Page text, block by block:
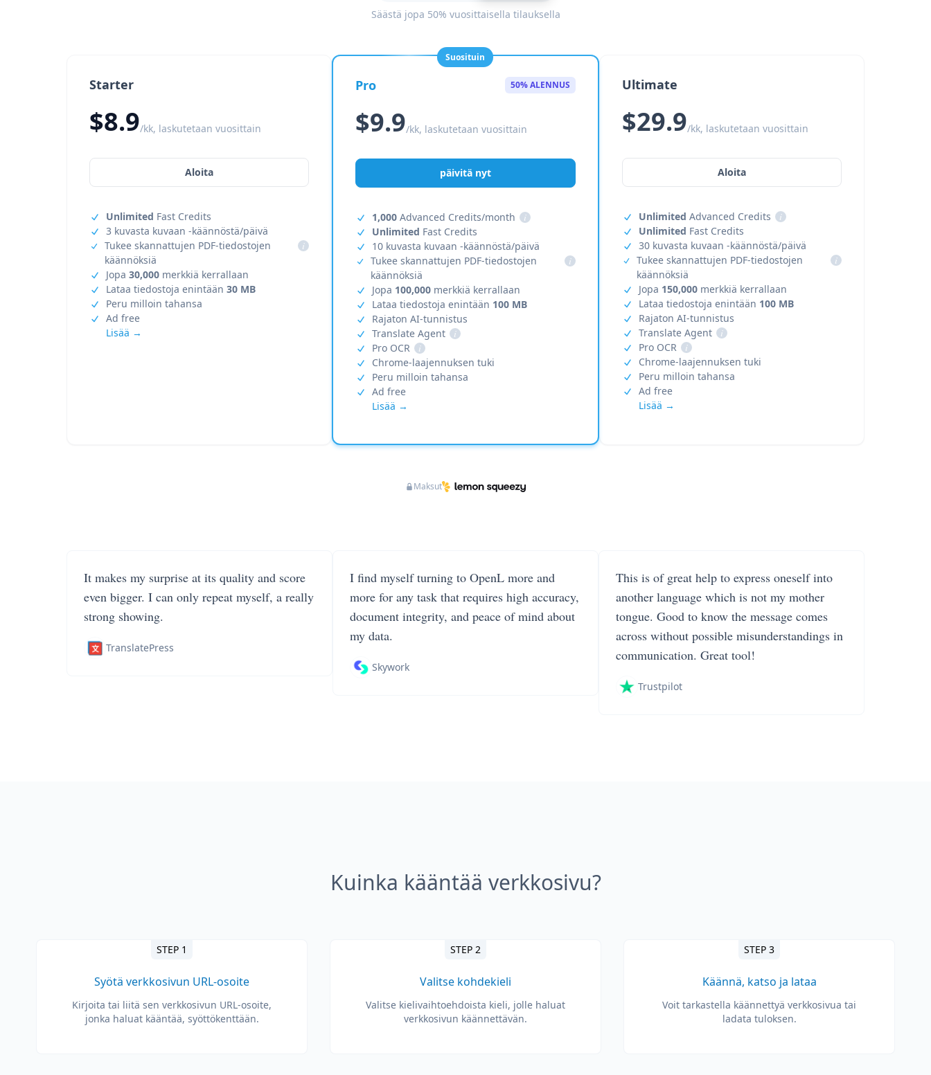
Säästä jopa 50% vuosittaisella tilauksella
Starter
$8.9/kk, laskutetaan vuosittain
Aloita
Unlimited Fast Credits
3 kuvasta kuvaan -käännöstä/päivä
Tukee skannattujen PDF-tiedostojen
käännöksiä
i
Jopa 30,000 merkkiä kerrallaan
Lataa tiedostoja enintään 30 MB
Peru milloin tahansa
Ad free
Lisää →
Suosituin
Pro 50% ALENNUS
$9.9/kk, laskutetaan vuosittain
päivitä nyt
1,000 Advanced Credits/month
i
Unlimited Fast Credits
10 kuvasta kuvaan -käännöstä/päivä
Tukee skannattujen PDF-tiedostojen
käännöksiä
i
Jopa 100,000 merkkiä kerrallaan
Lataa tiedostoja enintään 100 MB
Rajaton AI-tunnistus
Translate Agent
i
Pro OCR
i
Chrome-laajennuksen tuki
Peru milloin tahansa
Ad free
Lisää →
Ultimate
$29.9/kk, laskutetaan vuosittain
Aloita
Unlimited Advanced Credits
i
Unlimited Fast Credits
30 kuvasta kuvaan -käännöstä/päivä
Tukee skannattujen PDF-tiedostojen
käännöksiä
i
Jopa 150,000merkkiä kerrallaan
Lataa tiedostoja enintään 100 MB
Rajaton AI-tunnistus
Translate Agent
i
Pro OCR
i
Chrome-laajennuksen tuki
Peru milloin tahansa
Ad free
Lisää →
Maksut
It makes my surprise at its quality and score
even bigger. I can only repeat myself, a really
strong showing.
TranslatePress
I find myself turning to OpenL more and
more for any task that requires high accuracy,
document integrity, and peace of mind about
my data.
Skywork
This is of great help to express oneself into
another language which is not my mother
tongue. Good to know the message comes
across without possible misunderstandings in
communication. Great tool!
Trustpilot
Kuinka kääntää verkkosivu?
STEP 1
Syötä verkkosivun URL-osoite
Kirjoita tai liitä sen verkkosivun URL-osoite,
jonka haluat kääntää, syöttökenttään.
STEP 2
Valitse kohdekieli
Valitse kielivaihtoehdoista kieli, jolle haluat
verkkosivun käännettävän.
STEP 3
Käännä, katso ja lataa
Voit tarkastella käännettyä verkkosivua tai
ladata tuloksen.